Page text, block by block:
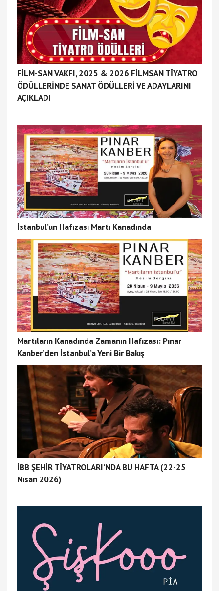
FİLM-SAN VAKFI, 2025 & 2026 FİLMSAN TİYATRO
ÖDÜLLERİNDE SANAT ÖDÜLLERİ VE ADAYLARINI
AÇIKLADI
İstanbul’un Hafızası Martı Kanadında
Martıların Kanadında Zamanın Hafızası: Pınar
Kanber’den İstanbul’a Yeni Bir Bakış
İBB ŞEHİR TİYATROLARI’NDA BU HAFTA (22-25
Nisan 2026)